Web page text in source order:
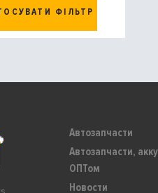
ФІЛЬТР
Автозапчасти
Автозапчасти,
ОПТом
Новости